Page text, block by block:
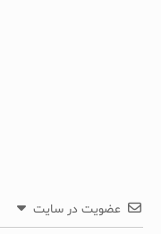
عضویت در سایت